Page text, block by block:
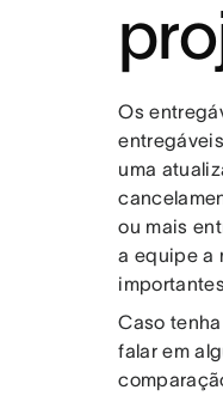
Os
uma
ou mais
a equipe a
Caso
falar em